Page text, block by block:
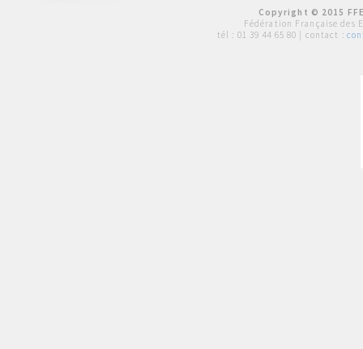
Copyright © 2015
Fédération Française des
tél : 01 39 44 65 80 | contact :